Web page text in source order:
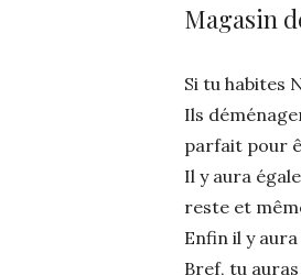
Magasin
Si tu habites
Ils
parfait pour
Il y aura
reste et
Enfin il y
Bref, tu